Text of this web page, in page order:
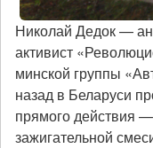
Николай Дедок —
активист
минской группы
назад в Беларуси
прямого действия
зажигательной